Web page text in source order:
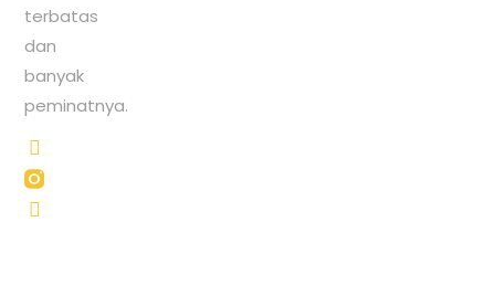
terbatas
dan
banyak
peminatnya.